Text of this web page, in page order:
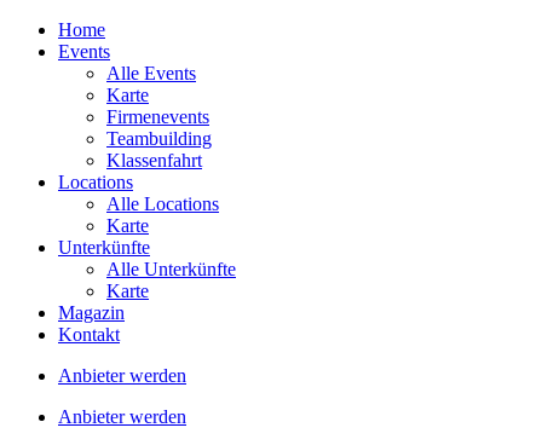
Home
Events
Alle Events
Karte
Firmenevents
Teambuilding
Klassenfahrt
Locations
Alle Locations
Karte
Unterkünfte
Alle Unterkünfte
Karte
Magazin
Kontakt
Anbieter werden
Anbieter werden